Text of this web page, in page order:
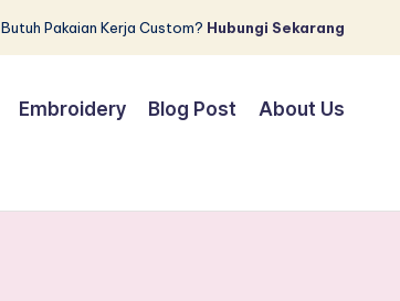
Butuh Pakaian Kerja Custom? Hubungi Sekarang
Embroidery Blog Post About Us